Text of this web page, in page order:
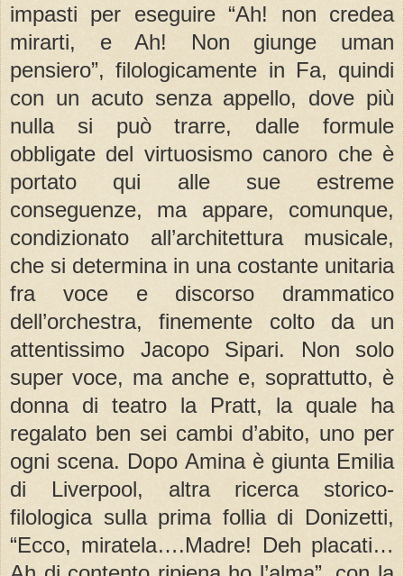
impasti per eseguire “Ah! non credea
mirarti, e Ah! Non giunge uman
pensiero”, filologicamente in Fa, quindi
con un acuto senza appello, dove più
nulla si può trarre, dalle formule
obbligate del virtuosismo canoro che è
portato qui alle sue estreme
conseguenze, ma appare, comunque,
condizionato all’architettura musicale,
che si determina in una costante unitaria
fra voce e discorso drammatico
dell’orchestra, finemente colto da un
attentissimo Jacopo Sipari. Non solo
super voce, ma anche e, soprattutto, è
donna di teatro la Pratt, la quale ha
regalato ben sei cambi d’abito, uno per
ogni scena. Dopo Amina è giunta Emilia
di Liverpool, altra ricerca storico-
filologica sulla prima follia di Donizetti,
“Ecco, miratela….Madre! Deh placati…